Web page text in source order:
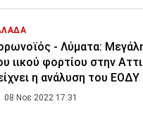
- Λύματα:
ιικού φορτίου στην
η ανάλυση του ΕΟΔΥ
08 Νοε 2022 17:31